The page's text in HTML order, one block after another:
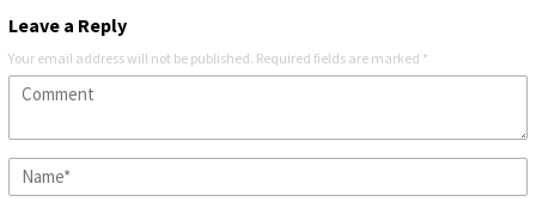
Leave a Reply
Your email address will not be published. Required fields are marked *